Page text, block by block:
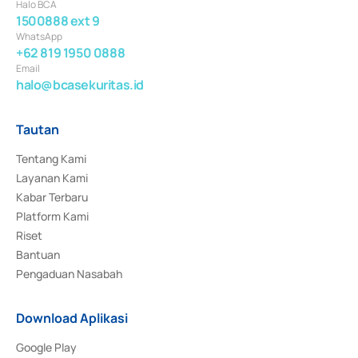
Halo BCA
1500888 ext 9
WhatsApp
+62 819 1950 0888
Email
halo@bcasekuritas.id
Tautan
Tentang Kami
Layanan Kami
Kabar Terbaru
Platform Kami
Riset
Bantuan
Pengaduan Nasabah
Download Aplikasi
Google Play